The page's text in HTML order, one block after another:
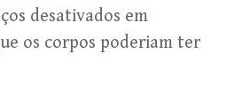
desativados em
os corpos poderiam ter